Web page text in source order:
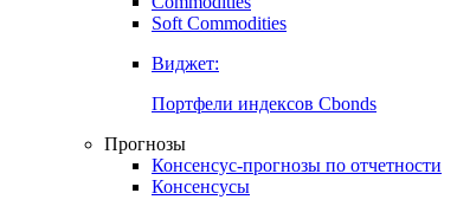
Золото
Нефть
Бензин
Commodities
Soft Commodities
Виджет:
Портфели индексов Cbonds